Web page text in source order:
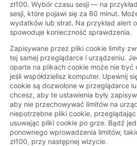
zł100. Wybór czasu sesji — na
sesji, które pojawi się za 60 minut.
wydatków lub strat. Na przykład alert
spowoduje konieczność sprawdzenia.
Zapisywane przez pliki cookie limity
tej samej przeglądarce i urządzeniu.
oparte na plikach cookie może nie być
jeśli współdzielisz komputer. Upewnij
cookie są dozwolone w przeglądarce
chcesz, aby te ustawienia były
aby nie przechowywać limitów na
niepotrzebne pliki cookie,
usuwając pliki cookie po grze. Bądź
ponownego wprowadzenia limitów,
zł100, przy następnej wizycie.